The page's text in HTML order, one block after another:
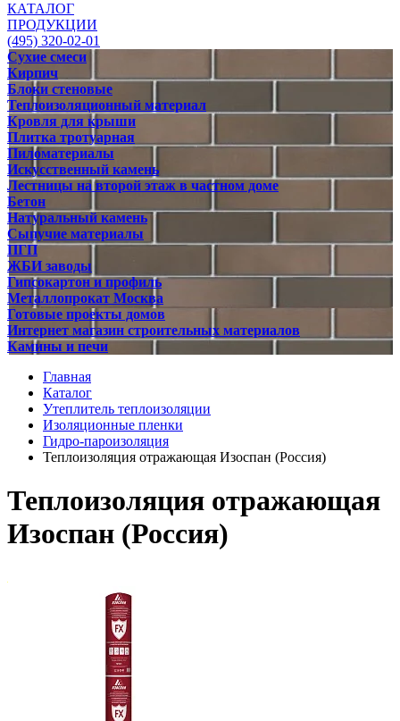
КАТАЛОГ
ПРОДУКЦИИ
(495) 320-02-01
Сухие смеси
Кирпич
Блоки стеновые
Теплоизоляционный материал
Кровля для крыши
Плитка тротуарная
Пиломатериалы
Искусственный камень
Лестницы на второй этаж в частном доме
Бетон
Натуральный камень
Сыпучие материалы
ПГП
ЖБИ заводы
Гипсокартон и профиль
Металлопрокат Москва
Готовые проекты домов
Интернет магазин строительных материалов
Камины и печи
Главная
Каталог
Утеплитель теплоизоляции
Изоляционные пленки
Гидро-пароизоляция
Теплоизоляция отражающая Изоспан (Россия)
Теплоизоляция отражающая
Изоспан (Россия)